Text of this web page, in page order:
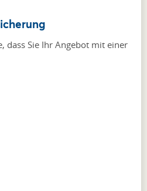
dass Sie Ihr Angebot mit einer